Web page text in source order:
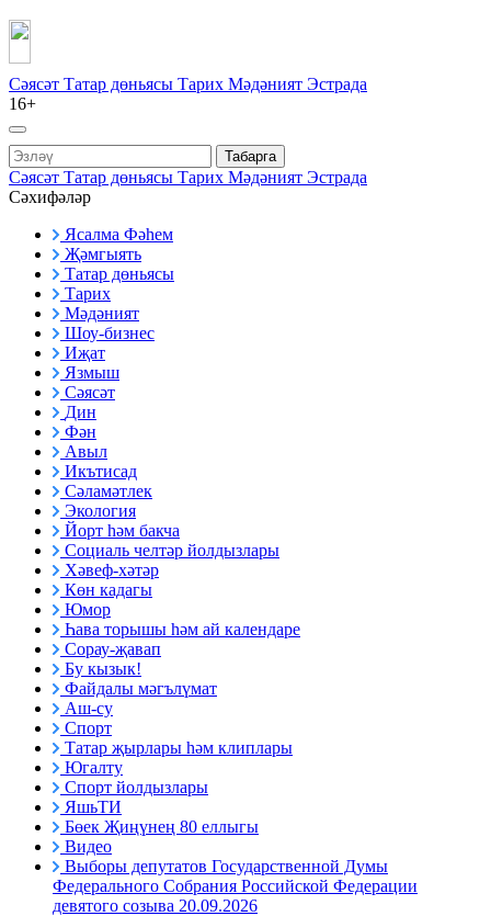
Сәясәт Татар дөньясы Тарих Мәдәният Эстрада
16+
Табарга
Сәясәт Татар дөньясы Тарих Мәдәният Эстрада
Сәхифәләр
Ясалма Фәһем
Җәмгыять
Татар дөньясы
Тарих
Мәдәният
Шоу-бизнес
Иҗат
Язмыш
Сәясәт
Дин
Фән
Авыл
Икътисад
Сәламәтлек
Экология
Йорт һәм бакча
Социаль челтәр йолдызлары
Хәвеф-хәтәр
Көн кадагы
Юмор
Һава торышы һәм ай календаре
Сорау-җавап
Бу кызык!
Файдалы мәгълүмат
Аш-су
Спорт
Татар җырлары һәм клиплары
Югалту
Спорт йолдызлары
ЯшьТИ
Бөек Җиңүнең 80 еллыгы
Видео
Выборы депутатов Государственной Думы
Федерального Собрания Российской Федерации
девятого созыва 20.09.2026